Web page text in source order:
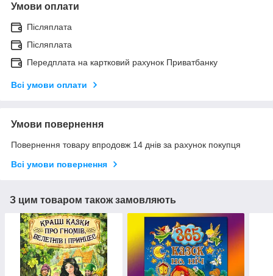
Умови оплати
Післяплата
Післяплата
Передплата на картковий рахунок Приватбанку
Всі умови оплати
Умови повернення
Повернення товару впродовж 14 днів за рахунок покупця
Всі умови повернення
З цим товаром також замовляють